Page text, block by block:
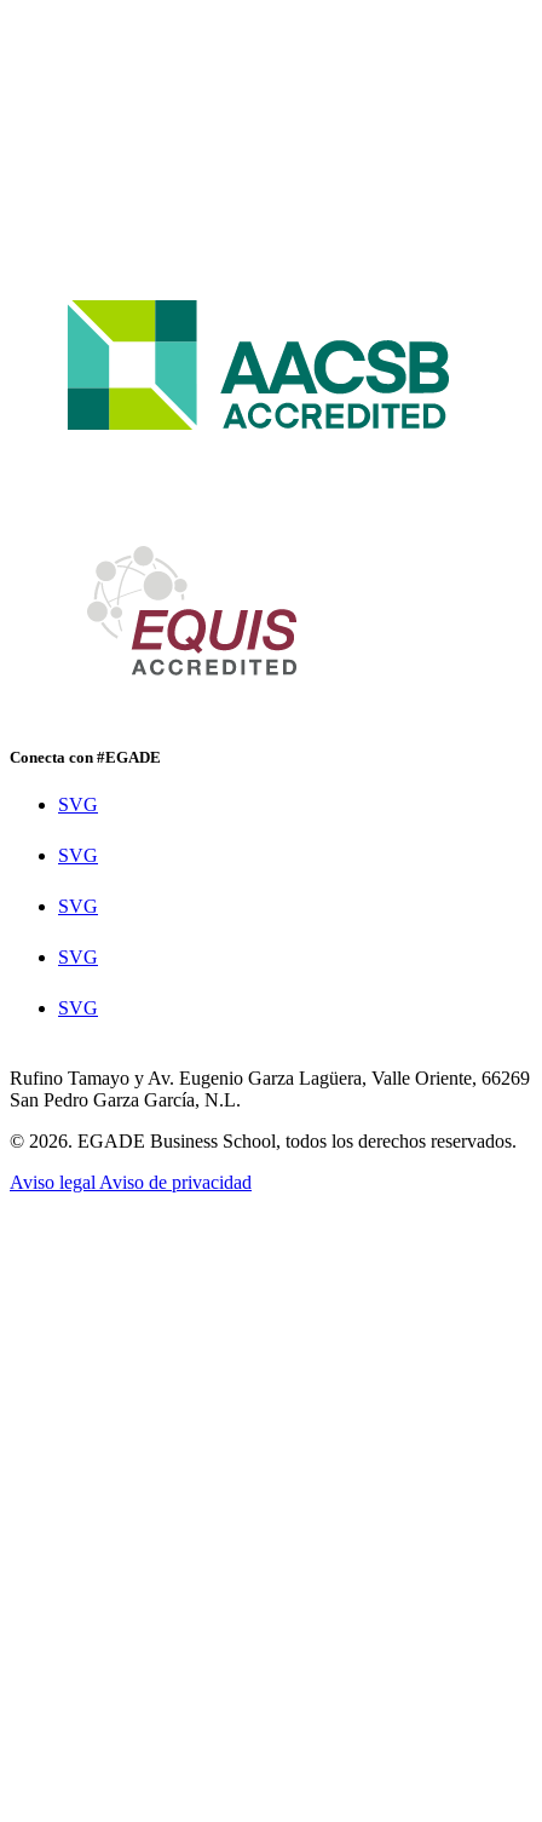
Conecta con #EGADE
SVG
SVG
SVG
SVG
SVG
Rufino Tamayo y Av. Eugenio Garza Lagüera, Valle Oriente, 66269
San Pedro Garza García, N.L.
© 2026. EGADE Business School, todos los derechos reservados.
Aviso legal Aviso de privacidad